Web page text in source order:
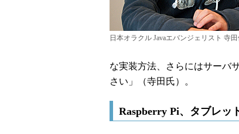
日本オラクル Javaエバンジェリスト 寺
な実装方法、さらにはサーバ
さい」（寺田氏）。
Raspberry Pi、タブレッ